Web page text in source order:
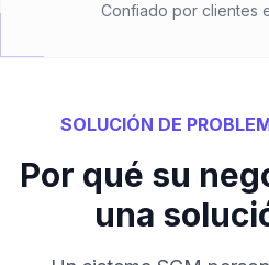
Confiado por clientes
SOLUCIÓN DE
Por qué su
una